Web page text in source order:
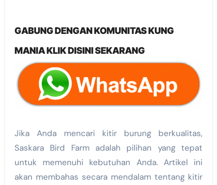
GABUNG DENGAN KOMUNITAS KUNG
MANIA KLIK DISINI SEKARANG
Jika Anda mencari kitir burung berkualitas,
Saskara Bird Farm adalah pilihan yang tepat
untuk memenuhi kebutuhan Anda. Artikel ini
akan membahas secara mendalam tentang kitir